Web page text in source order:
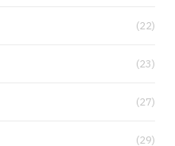
(22)
(23)
(27)
(29)